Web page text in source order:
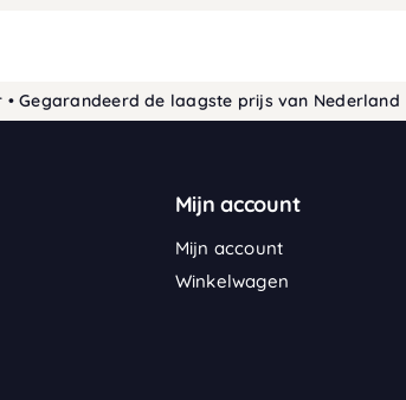
de laagste prijs van Nederland 30
Mijn account
Mijn account
Winkelwagen